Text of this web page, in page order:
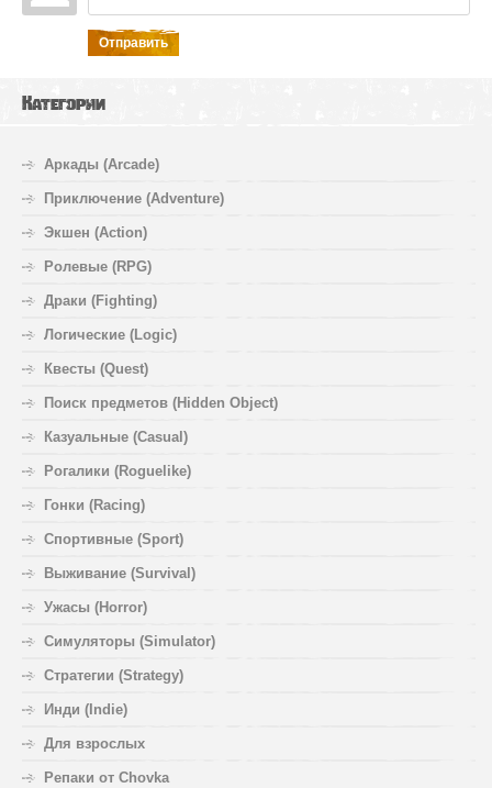
Отправить
Категории
Аркады (Arcade)
Приключение (Adventure)
Экшен (Action)
Ролевые (RPG)
Драки (Fighting)
Логические (Logic)
Квесты (Quest)
Поиск предметов (Hidden Object)
Казуальные (Casual)
Рогалики (Roguelike)
Гонки (Racing)
Спортивные (Sport)
Выживание (Survival)
Ужасы (Horror)
Симуляторы (Simulator)
Стратегии (Strategy)
Инди (Indie)
Для взрослых
Репаки от Chovka